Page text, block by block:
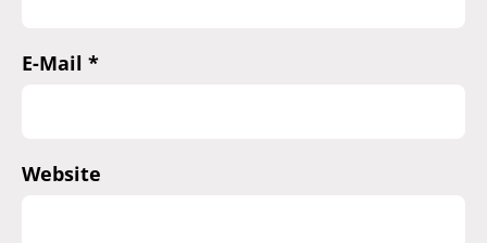
E-Mail *
Website